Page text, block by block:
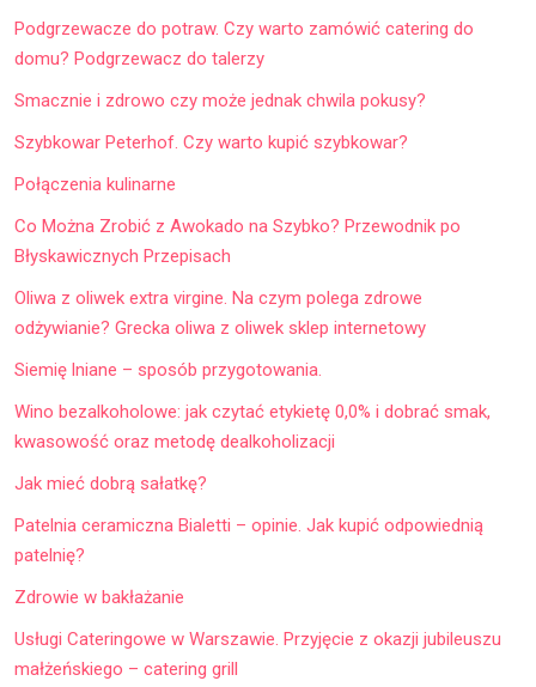
Podgrzewacze do potraw. Czy warto zamówić catering do
domu? Podgrzewacz do talerzy
Smacznie i zdrowo czy może jednak chwila pokusy?
Szybkowar Peterhof. Czy warto kupić szybkowar?
Połączenia kulinarne
Co Można Zrobić z Awokado na Szybko? Przewodnik po
Błyskawicznych Przepisach
Oliwa z oliwek extra virgine. Na czym polega zdrowe
odżywianie? Grecka oliwa z oliwek sklep internetowy
Siemię lniane – sposób przygotowania.
Wino bezalkoholowe: jak czytać etykietę 0,0% i dobrać smak,
kwasowość oraz metodę dealkoholizacji
Jak mieć dobrą sałatkę?
Patelnia ceramiczna Bialetti – opinie. Jak kupić odpowiednią
patelnię?
Zdrowie w bakłażanie
Usługi Cateringowe w Warszawie. Przyjęcie z okazji jubileuszu
małżeńskiego – catering grill